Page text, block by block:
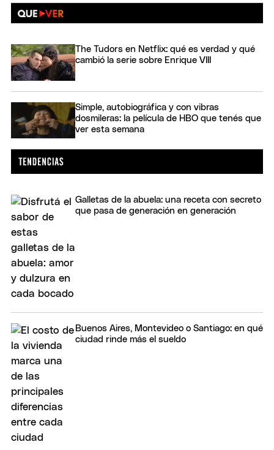
The Tudors en Netflix: qué es verdad y qué
cambió la serie sobre Enrique VIII
Simple, autobiográfica y con vibras
dosmileras: la película de HBO que tenés que
ver esta semana
Galletas de la abuela: una receta con secreto
que pasa de generación en generación
Buenos Aires, Montevideo o Santiago: en qué
ciudad rinde más el sueldo